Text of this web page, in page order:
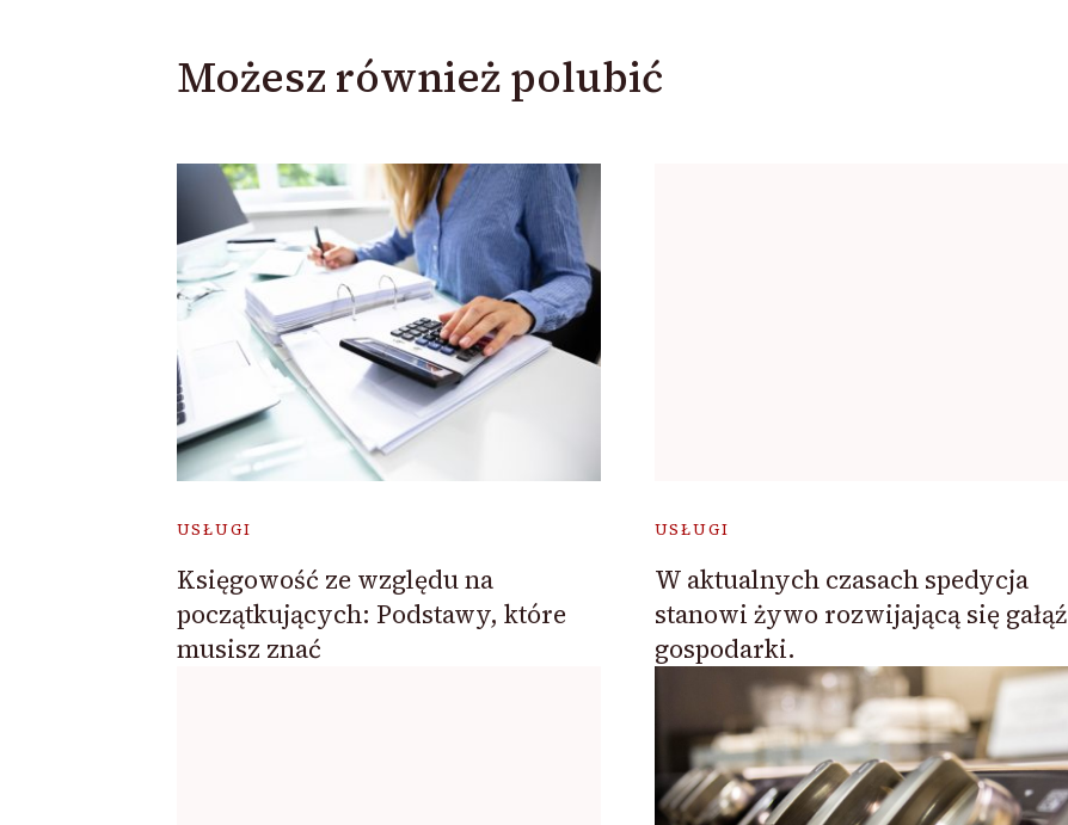
Możesz również polubić
USŁUGI
Księgowość ze względu na
początkujących: Podstawy, które
musisz znać
USŁUGI
W aktualnych czasach spedycja
stanowi żywo rozwijającą się gałąź
gospodarki.